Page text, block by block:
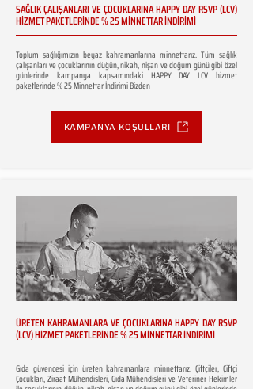
SAĞLIK ÇALIŞANLARI VE ÇOCUKLARINA HAPPY DAY RSVP (LCV)
HİZMET PAKETLERİNDE % 25 MİNNETTAR İNDİRİMİ
Toplum sağlığımızın beyaz kahramanlarına minnettarız. Tüm sağlık
çalışanları ve çocuklarının düğün, nikah, nişan ve doğum günü gibi özel
günlerinde kampanya kapsamındaki HAPPY DAY LCV hizmet
paketlerinde % 25 Minnettar İndirimi Bizden
KAMPANYA KOŞULLARI
ÜRETEN KAHRAMANLARA VE ÇOCUKLARINA HAPPY DAY RSVP
(LCV) HİZMET PAKETLERİNDE % 25 MİNNETTAR İNDİRİMİ
Gıda güvencesi için üreten kahramanlara minnettarız. Çiftçiler, Çiftçi
Çocukları, Ziraat Mühendisleri, Gıda Mühendisleri ve Veteriner Hekimler